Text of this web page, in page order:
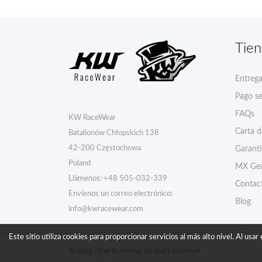
KW RaceWear
Batalionów Chłopskich 138
42-200 Częstochowa
Poland
Llámenos: +48 505-032-339
Envíenos un correo electrónico:
info@kwracewear.com
Entrega
Pago
FAQs
Carta
MX
Blog
Este sitio utiliza cookies para proporcionar servicios al más alto nivel. Al